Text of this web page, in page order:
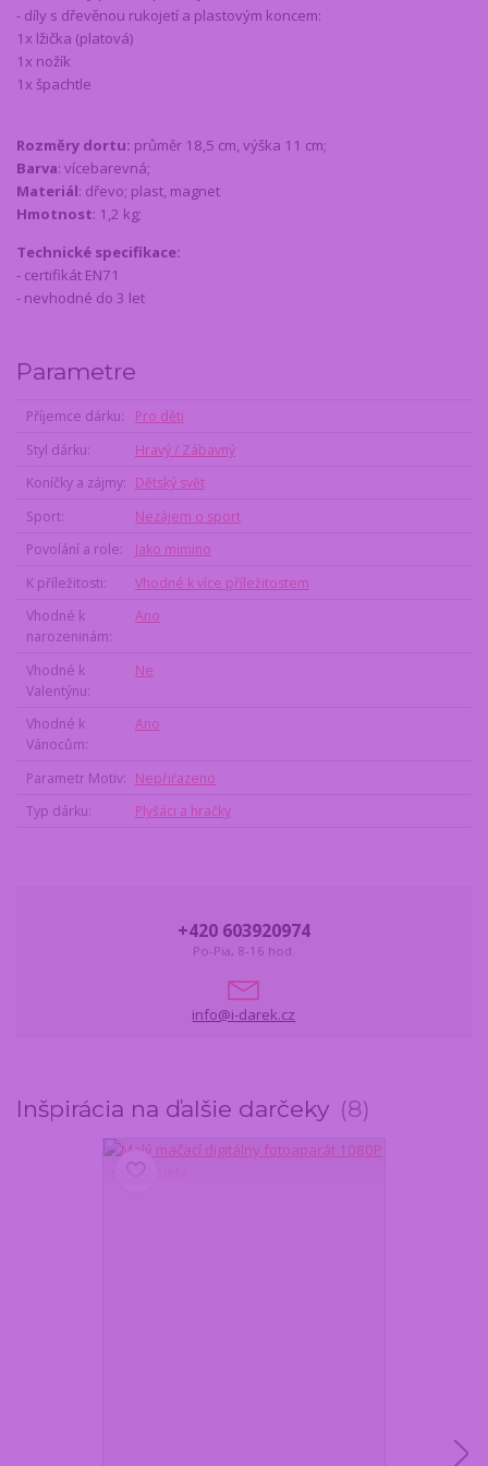
- díly s dřevěnou rukojetí a plastovým koncem:
1x lžička (platová)
1x nožík
1x špachtle
Rozměry dortu: průměr 18,5 cm, výška 11 cm;
Barva: vícebarevná;
Materiál: dřevo; plast, magnet
Hmotnost: 1,2 kg;
Technické specifikace:
- certifikát EN71
- nevhodné do 3 let
Parametre
Příjemce dárku
Pro děti
Styl dárku
Hravý / Zábavný
Koníčky a zájmy
Dětský svět
Sport
Nezájem o sport
Povolání a role
Jako mimino
K příležitosti
Vhodné k více příležitostem
Vhodné k
narozeninám
Ano
Vhodné k
Valentýnu
Ne
Vhodné k
Vánocům
Ano
Parametr Motiv
Nepřiřazeno
Typ dárku
Plyšáci a hračky
+420 603920974
Po-Pia, 8-16 hod.
info@i-darek.cz
Inšpirácia na ďalšie darčeky 8